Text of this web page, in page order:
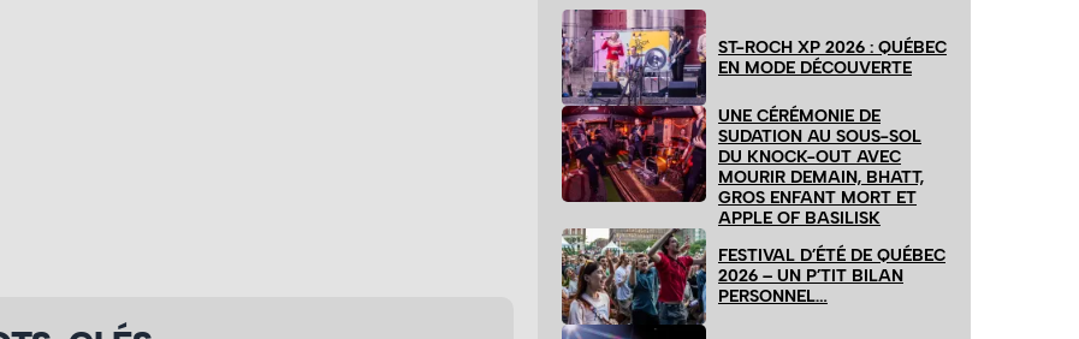
ST-ROCH XP 2026 : QUÉBEC
EN MODE DÉCOUVERTE
UNE CÉRÉMONIE DE
SUDATION AU SOUS-SOL
DU KNOCK-OUT AVEC
MOURIR DEMAIN, BHATT,
GROS ENFANT MORT ET
APPLE OF BASILISK
FESTIVAL D’ÉTÉ DE QUÉBEC
2026 – UN P’TIT BILAN
PERSONNEL…